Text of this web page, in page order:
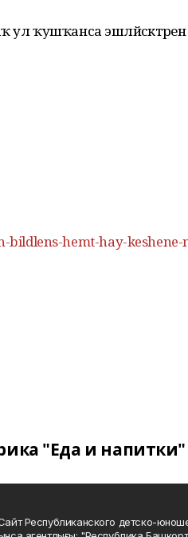
ҡушҡанса эшләйәсәктәренә
hemt-hay-keshene-
"Еда и напитки"
Республиканского детско-